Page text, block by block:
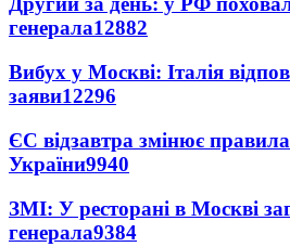
генерала12882
Вибух у Москві: Італія
заяви12296
ЄС відзавтра змінює правила
України9940
ЗМІ: У ресторані в Москві
генерала9384